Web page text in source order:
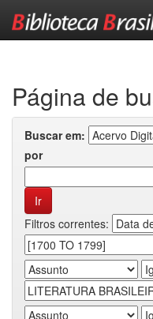
Página de
Buscar em:
por
Filtros correntes: